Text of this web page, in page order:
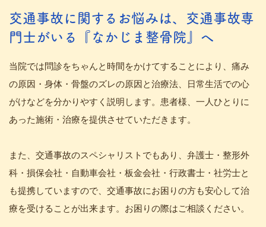
交通事故に関するお悩みは、交通事故専
門士がいる『なかじま整骨院』へ
当院では問診をちゃんと時間をかけてすることにより、痛み
の原因・身体・骨盤のズレの原因と治療法、日常生活での心
がけなどを分かりやすく説明します。患者様、一人ひとりに
あった施術・治療を提供させていただきます。
また、交通事故のスペシャリストでもあり、弁護士・整形外
科・損保会社・自動車会社・板金会社・行政書士・社労士と
も提携していますので、交通事故にお困りの方も安心して治
療を受けることが出来ます。お困りの際はご相談ください。